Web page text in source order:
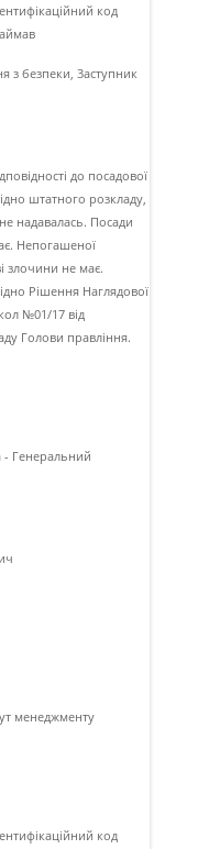
код
безпеки, 3acтупник
до посадової
штатного розкладу,
надавалась. Посади
Непогашеної
злочини не має.
Рiшення Наглядової
№01/17 вiд
Голови правлiння.
код